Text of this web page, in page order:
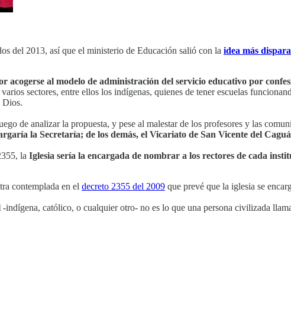
del 2013, así que el ministerio de Educación salió con la idea más
al modelo de administración del servicio educativo por
sectores, entre ellos los indígenas, quienes de tener escuelas
Dios.
de analizar la propuesta, y pese al malestar de los profesores y las
la Secretaría; de los demás, el Vicariato de San Vicente del
la Iglesia sería la encargada de nombrar a los rectores de cada
contemplada en el decreto 2355 del 2009 que prevé que la iglesia se
-indígena, católico, o cualquier otro- no es lo que una persona civilizada